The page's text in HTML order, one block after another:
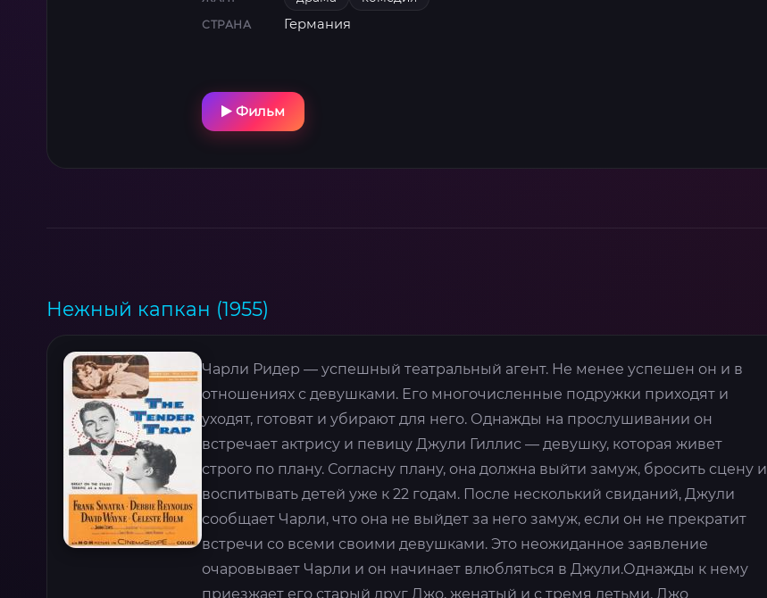
СТРАНА Германия
Фильм
Нежный капкан (1955)
Чарли Ридер — успешный театральный агент. Не менее успешен он и в
отношениях с девушками. Его многочисленные подружки приходят и
уходят, готовят и убирают для него. Однажды на прослушивании он
встречает актрису и певицу Джули Гиллис — девушку, которая живет
строго по плану. Согласну плану, она должна выйти замуж, бросить сцену и
воспитывать детей уже к 22 годам. После несколький свиданий, Джули
сообщает Чарли, что она не выйдет за него замуж, если он не прекратит
встречи со всеми своими девушками. Это неожиданное заявление
очаровывает Чарли и он начинает влюбляться в Джули.Однажды к нему
приезжает его старый друг Джо, женатый и с тремя детьми. Джо